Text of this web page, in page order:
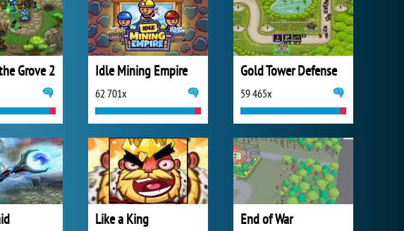
Grove 2 Idle Mining Empire
62 701x
Gold Tower Defense
59 465x
Like a King End of War